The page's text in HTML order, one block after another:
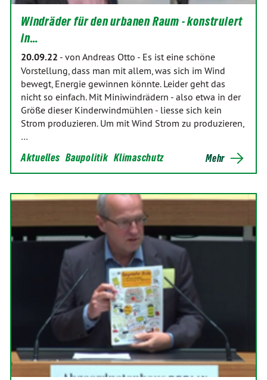
Windräder für den urbanen Raum - konstruiert
in…
20.09.22 - von Andreas Otto - Es ist eine schöne
Vorstellung, dass man mit allem, was sich im Wind
bewegt, Energie gewinnen könnte. Leider geht das
nicht so einfach. Mit Miniwindrädern - also etwa in der
Größe dieser Kinderwindmühlen - liesse sich kein
Strom produzieren. Um mit Wind Strom zu produzieren,
…
Aktuelles Baupolitik Klimaschutz Mehr